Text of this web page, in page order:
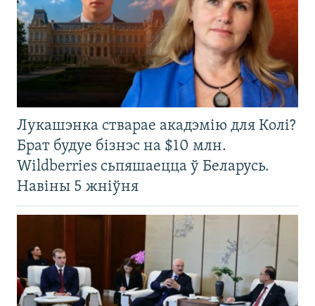
Лукашэнка стварае акадэмію для Колі?
Брат будуе бізнэс на $10 млн.
Wildberries сьпяшаецца ў Беларусь.
Навіны 5 жніўня